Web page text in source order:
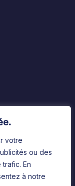
votre
ou des
En
à notre